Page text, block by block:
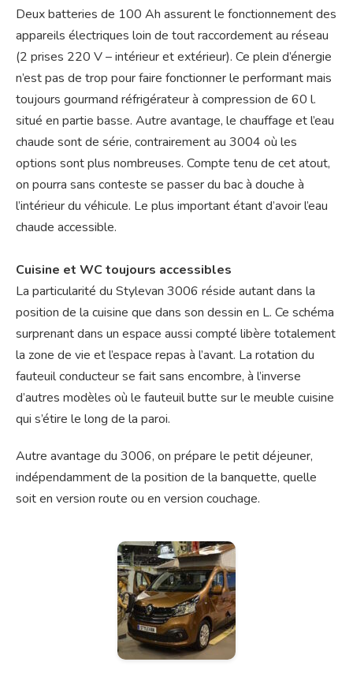
Deux batteries de 100 Ah assurent le fonctionnement des
appareils électriques loin de tout raccordement au réseau
(2 prises 220 V – intérieur et extérieur). Ce plein d’énergie
n’est pas de trop pour faire fonctionner le performant mais
toujours gourmand réfrigérateur à compression de 60 l.
situé en partie basse. Autre avantage, le chauffage et l’eau
chaude sont de série, contrairement au 3004 où les
options sont plus nombreuses. Compte tenu de cet atout,
on pourra sans conteste se passer du bac à douche à
l’intérieur du véhicule. Le plus important étant d’avoir l’eau
chaude accessible.
Cuisine et WC toujours accessibles
La particularité du Stylevan 3006 réside autant dans la
position de la cuisine que dans son dessin en L. Ce schéma
surprenant dans un espace aussi compté libère totalement
la zone de vie et l’espace repas à l’avant. La rotation du
fauteuil conducteur se fait sans encombre, à l’inverse
d’autres modèles où le fauteuil butte sur le meuble cuisine
qui s’étire le long de la paroi.
Autre avantage du 3006, on prépare le petit déjeuner,
indépendamment de la position de la banquette, quelle
soit en version route ou en version couchage.